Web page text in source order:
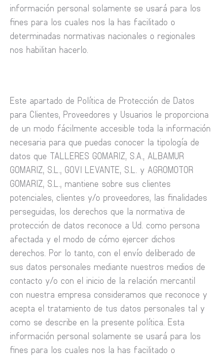
información personal solamente se usará para los
fines para los cuales nos la has facilitado o
determinadas normativas nacionales o regionales
nos habilitan hacerlo.
Este apartado de Política de Protección de Datos
para Clientes, Proveedores y Usuarios le proporciona
de un modo fácilmente accesible toda la información
necesaria para que puedas conocer la tipología de
datos que TALLERES GOMARIZ, S.A., ALBAMUR
GOMARIZ, S.L., GOVI LEVANTE, S.L. y AGROMOTOR
GOMARIZ, S.L., mantiene sobre sus clientes
potenciales, clientes y/o proveedores, las finalidades
perseguidas, los derechos que la normativa de
protección de datos reconoce a Ud. como persona
afectada y el modo de cómo ejercer dichos
derechos. Por lo tanto, con el envío deliberado de
sus datos personales mediante nuestros medios de
contacto y/o con el inicio de la relación mercantil
con nuestra empresa consideramos que reconoce y
acepta el tratamiento de tus datos personales tal y
como se describe en la presente política. Esta
información personal solamente se usará para los
fines para los cuales nos la has facilitado o